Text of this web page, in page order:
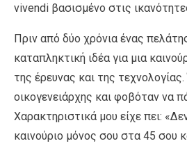
vivendi βασισμένο στις
Πριν από δύο χρόνια ένας
καταπληκτική ιδέα για μια
της έρευνας και της
οικογενειάρχης και φοβόταν να
Χαρακτηριστικά μου είχε πει:
καινούριο μόνος σου στα 45 σου